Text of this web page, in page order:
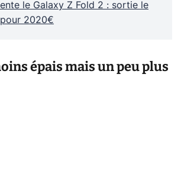
le Galaxy Z Fold 2 : sortie le
2020€
épais mais un peu plus